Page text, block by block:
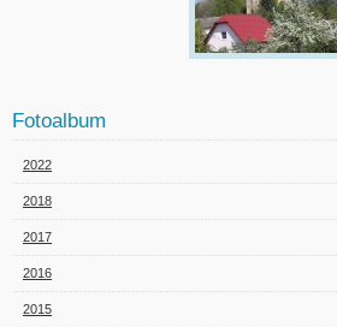
Fotoalbum
2022
2018
2017
2016
2015